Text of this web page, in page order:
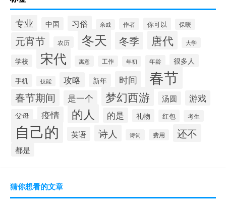
专业 中国 习俗 亲戚 作者 你可以 保暖
元宵节 农历 冬天 冬季 唐代 大学
学校 宋代 寓意 工作 年初 年龄 很多人
手机 技能 攻略 新年 时间 春节
春节期间 是一个 梦幻西游 汤圆 游戏
父母 疫情 的人 的是 礼物 红包 考生
自己的 英语 诗人 诗词 费用 还不
都是
猜你想看的文章